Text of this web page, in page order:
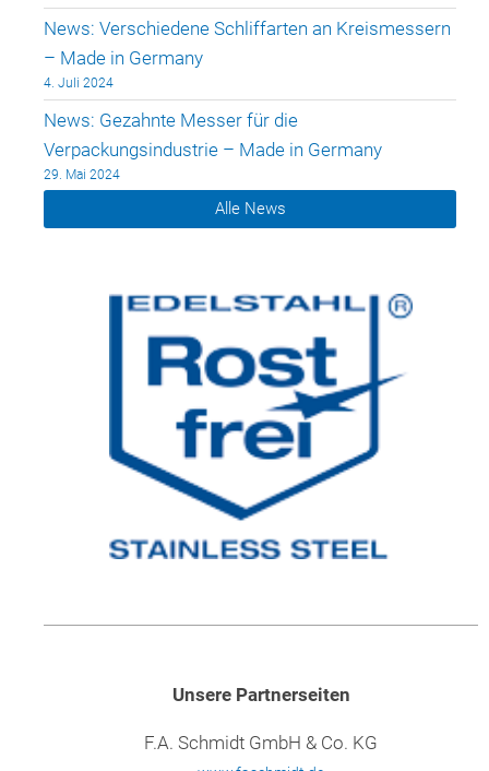
News: Verschiedene Schliffarten an Kreismessern
– Made in Germany
4. Juli 2024
News: Gezahnte Messer für die
Verpackungsindustrie – Made in Germany
29. Mai 2024
Alle News
Unsere Partnerseiten
F.A. Schmidt GmbH & Co. KG